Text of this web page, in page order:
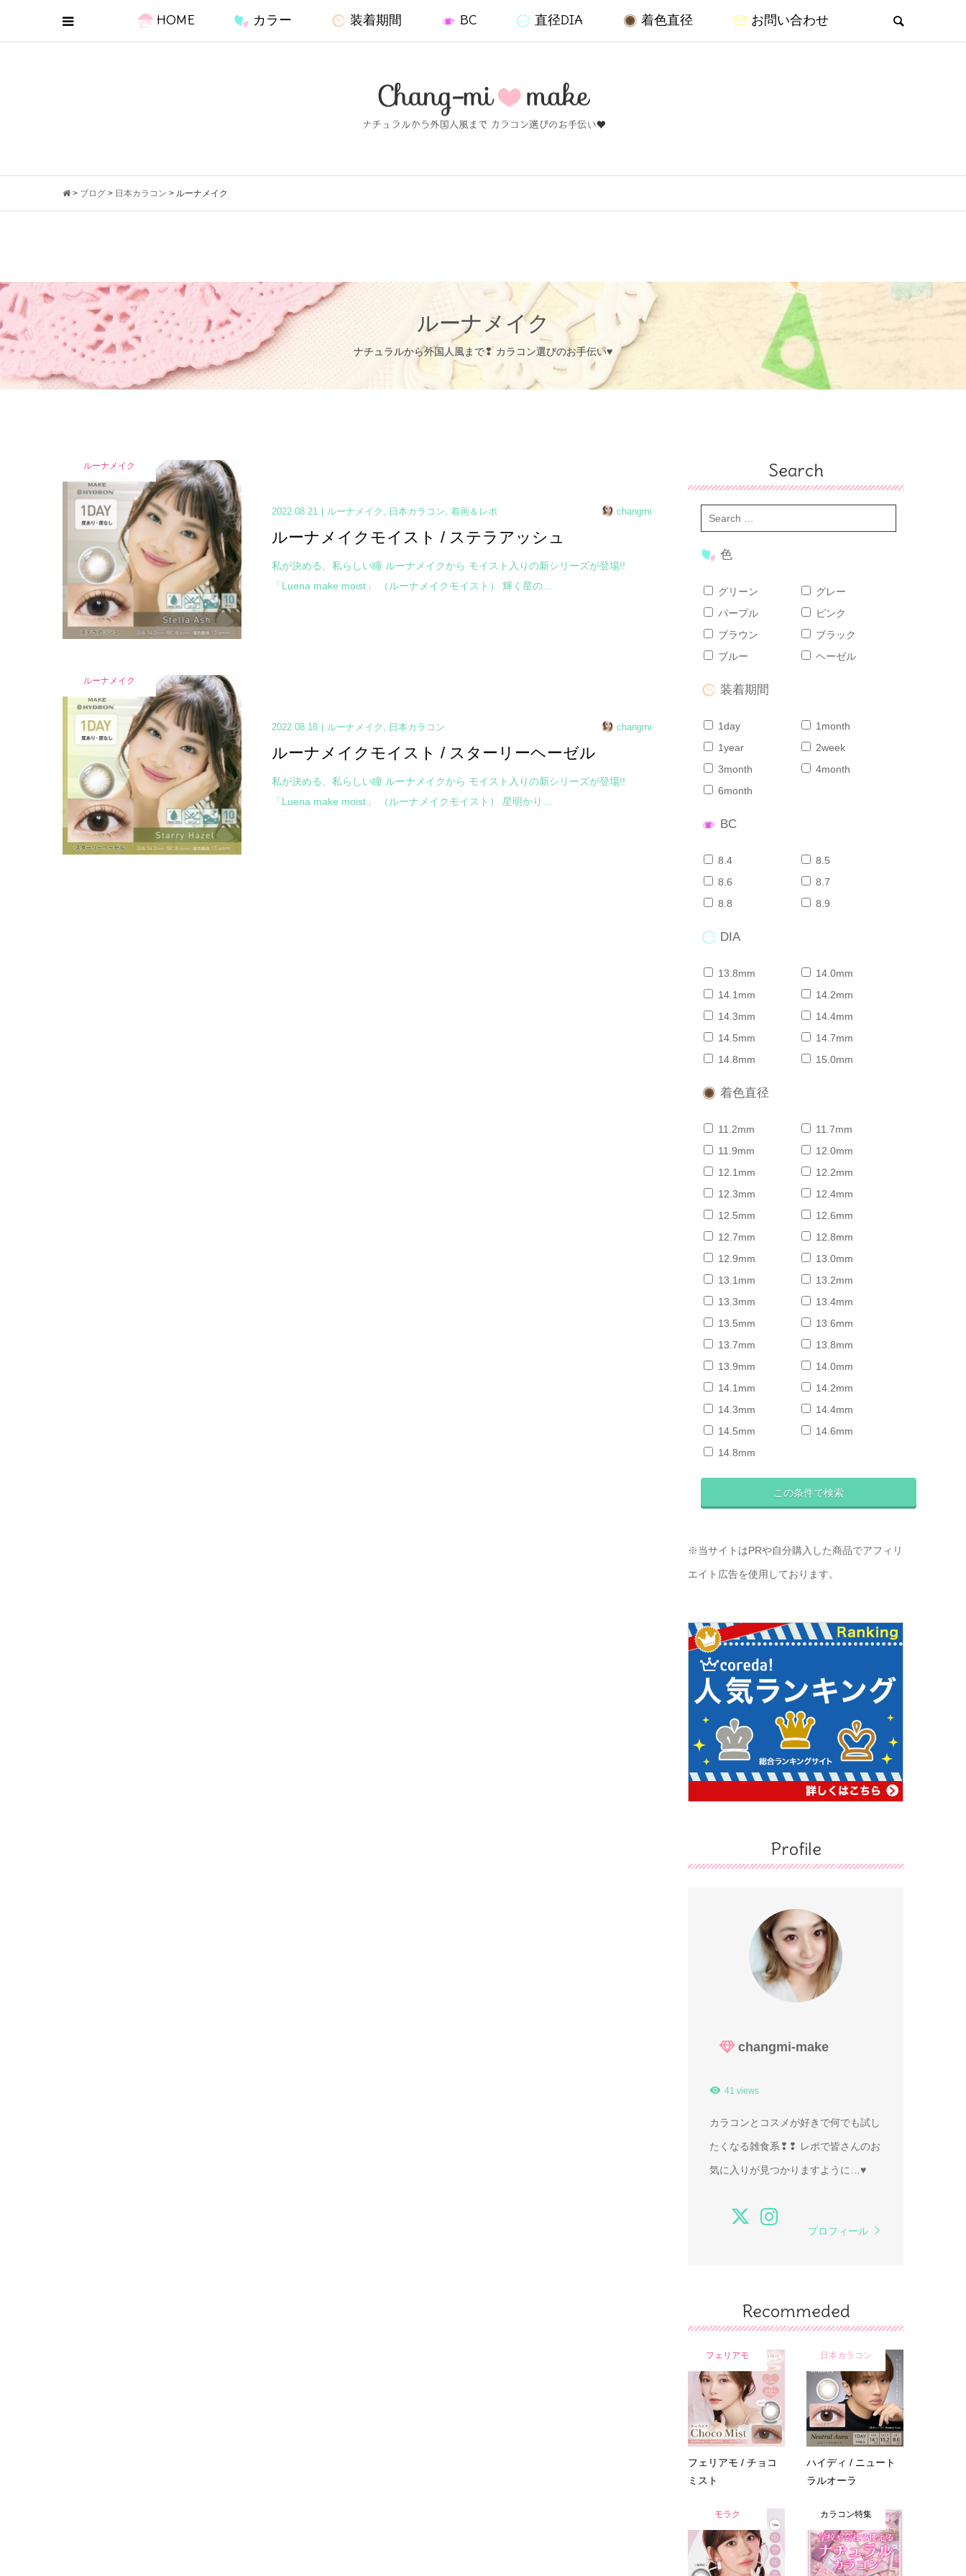
HOME カラー 装着期間 BC 直径DIA 着色直径 お問い合わせ
> ブログ > 日本カラコン > ルーナメイク
ルーナメイク
ナチュラルから外国人風まで❢ カラコン選びのお手伝い♥
ルーナメイク
2022.08.21 ルーナメイク , 日本カラコン,着画＆レポ changmi
ルーナメイクモイスト / ステラアッシュ
私が決める、私らしい瞳 ルーナメイクから モイスト入りの新シリーズが登場!!
「Luena make moist」 （ルーナメイクモイスト） 輝く星の...
ルーナメイク
2022.08.18 ルーナメイク 日本カラコン changmi
ルーナメイクモイスト / スターリーヘーゼル
私が決める、私らしい瞳 ルーナメイクから モイスト入りの新シリーズが登場!!
「Luena make moist」 （ルーナメイクモイスト） 星明かり...
Search
色
グリーン
グレー
パープル
ピンク
ブラウン
ブラック
ブルー
ヘーゼル
装着期間
1day
1month
1year
2week
3month
4month
6month
BC
8.4
8.5
8.6
8.7
8.8
8.9
DIA
13.8mm
14.0mm
14.1mm
14.2mm
14.3mm
14.4mm
14.5mm
14.7mm
14.8mm
15.0mm
着色直径
11.2mm
11.7mm
11.9mm
12.0mm
12.1mm
12.2mm
12.3mm
12.4mm
12.5mm
12.6mm
12.7mm
12.8mm
12.9mm
13.0mm
13.1mm
13.2mm
13.3mm
13.4mm
13.5mm
13.6mm
13.7mm
13.8mm
13.9mm
14.0mm
14.1mm
14.2mm
14.3mm
14.4mm
14.5mm
14.6mm
14.8mm
※当サイトはPRや自分購入した商品でアフィリ
エイト広告を使用しております。
Profile
changmi-make
41 views
カラコンとコスメが好きで何でも試し
たくなる雑食系❢❢ レポで皆さんのお
気に入りが見つかりますように…♥
プロフィール
Recommeded
フェリアモ
フェリアモ / チョコ
ミスト
日本カラコン
ハイディ / ニュート
ラルオーラ
モラク カラコン特集